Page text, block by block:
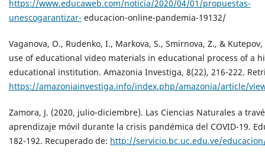
https://www.educaweb.com/noticia/2020/04/01/propuestas-
unescogarantizar- educacion-online-pandemia-19132/
Vaganova, O., Rudenko, I., Markova, S., Smirnova, Z., &
use of educational video materials in educational process of a
educational institution. Amazonia Investiga, 8(22), 216-222.
https://amazoniainvestiga.info/index.php/amazonia/article/
Zamora, J. (2020, julio-diciembre). Las Ciencias Naturales a
aprendizaje móvil durante la crisis pandémica del COVID-19.
182-192. Recuperado de: http://servicio.bc.uc.edu.ve/